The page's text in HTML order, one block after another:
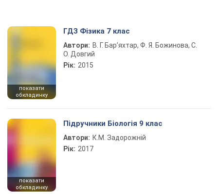
показати
обкладинку
ГДЗ Фізика 7 клас
Автори: В. Г. Бар’яхтар, Ф. Я. Божинова, С.
О. Довгий
Рік: 2015
показати
обкладинку
Підручники Біологія 9 клас
Автори: К.М. Задорожній
Рік: 2017